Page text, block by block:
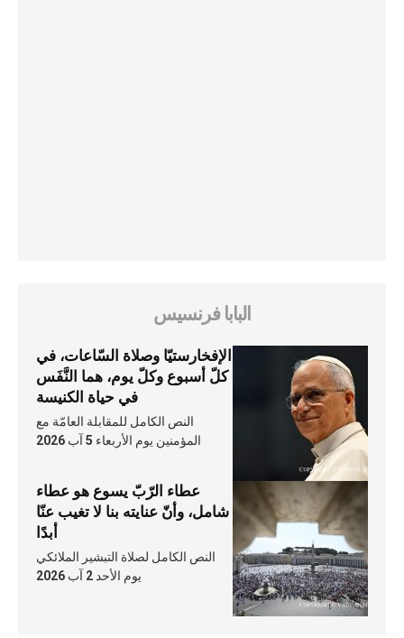
البابا فرنسيس
الإفخارستيّا وصلاة السّاعات، في
كلّ أسبوع وكلّ يوم، هما النَّفَس
في حياة الكنيسة
النص الكامل للمقابلة العامّة مع
المؤمنين يوم الأربعاء 5 آب 2026
عطاء الرّبّ يسوع هو عطاء
شامل، وأنّ عنايته بنا لا تغيب عنّا
أبدًا
النص الكامل لصلاة التبشير الملائكي
يوم الأحد 2 آب 2026